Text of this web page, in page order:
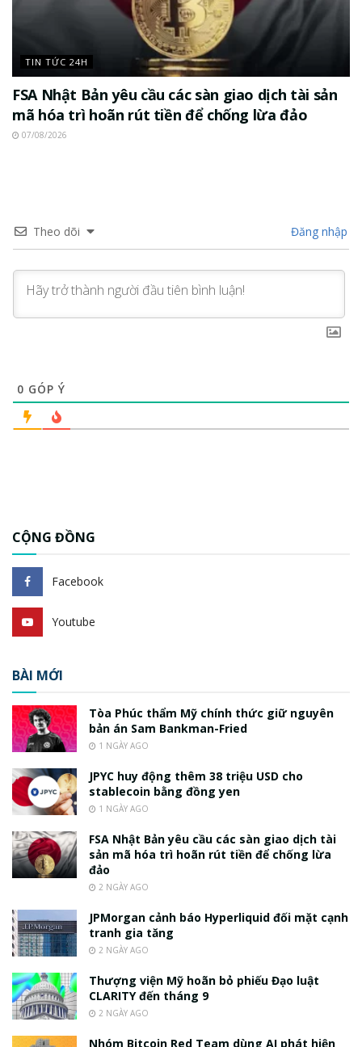
TIN TỨC 24H
FSA Nhật Bản yêu cầu các sàn giao dịch tài sản
mã hóa trì hoãn rút tiền để chống lừa đảo
07/08/2026
Theo dõi Đăng nhập
0 GÓP Ý
CỘNG ĐỒNG
Facebook
Youtube
BÀI MỚI
Tòa Phúc thẩm Mỹ chính thức giữ nguyên
bản án Sam Bankman-Fried
1 NGÀY AGO
JPYC huy động thêm 38 triệu USD cho
stablecoin bằng đồng yen
1 NGÀY AGO
FSA Nhật Bản yêu cầu các sàn giao dịch tài
sản mã hóa trì hoãn rút tiền để chống lừa
đảo
2 NGÀY AGO
JPMorgan cảnh báo Hyperliquid đối mặt cạnh
tranh gia tăng
2 NGÀY AGO
Thượng viện Mỹ hoãn bỏ phiếu Đạo luật
CLARITY đến tháng 9
2 NGÀY AGO
Nhóm Bitcoin Red Team dùng AI phát hiện